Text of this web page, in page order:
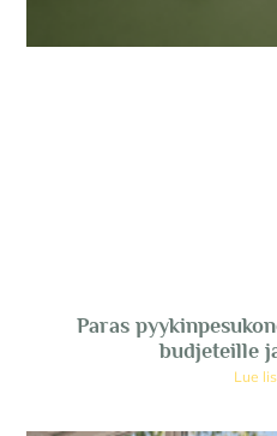
Paras
budjeteille
Lue